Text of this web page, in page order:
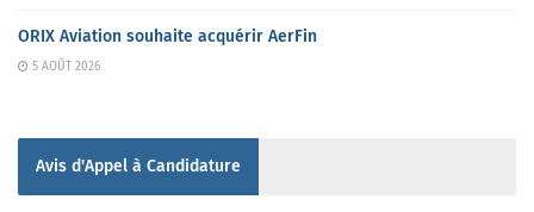
ORIX Aviation souhaite acquérir AerFin
5 AOÛT 2026
Avis d'Appel à Candidature